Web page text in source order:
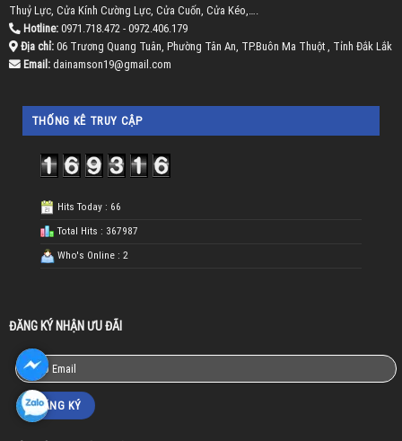
Thuỷ Lực, Cửa Kính Cường Lực, Cửa Cuốn, Cửa Kéo,….
Hotline:0971.718.472 - 0972.406.179
Địa chỉ:06 Trương Quang Tuân, Phường Tân An, TP.Buôn Ma Thuột , Tỉnh Đắk Lắk
Email:dainamson19@gmail.com
THỐNG KÊ TRUY CẬP
Hits Today : 66
Total Hits : 367987
Who's Online : 2
ĐĂNG KÝ NHẬN ƯU ĐÃI